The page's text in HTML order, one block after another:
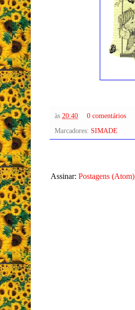
às 20:40
0 comentários
Marcadores: SIMADE
Assinar: Postagens (Atom)